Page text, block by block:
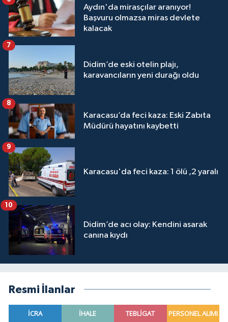
Aydın'da mirasçılar aranıyor!
Başvuru olmazsa miras devlete
kalacak
Didim’de eski otelin plajı,
karavancıların yeni durağı oldu
7
Karacasu’da feci kaza: Eski Zabıta
Müdürü hayatını kaybetti
8
Karacasu'da feci kaza: 1 ölü ,2 yaralı
9
Didim’de acı olay: Kendini asarak
canına kıydı
10
Resmi İlanlar